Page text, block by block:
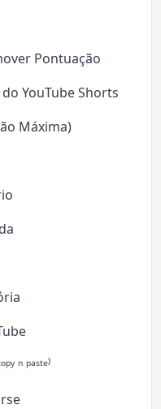
Pontuação
YouTube Shorts
Máxima)
ᵖᵃˢᵗᵉ⁾